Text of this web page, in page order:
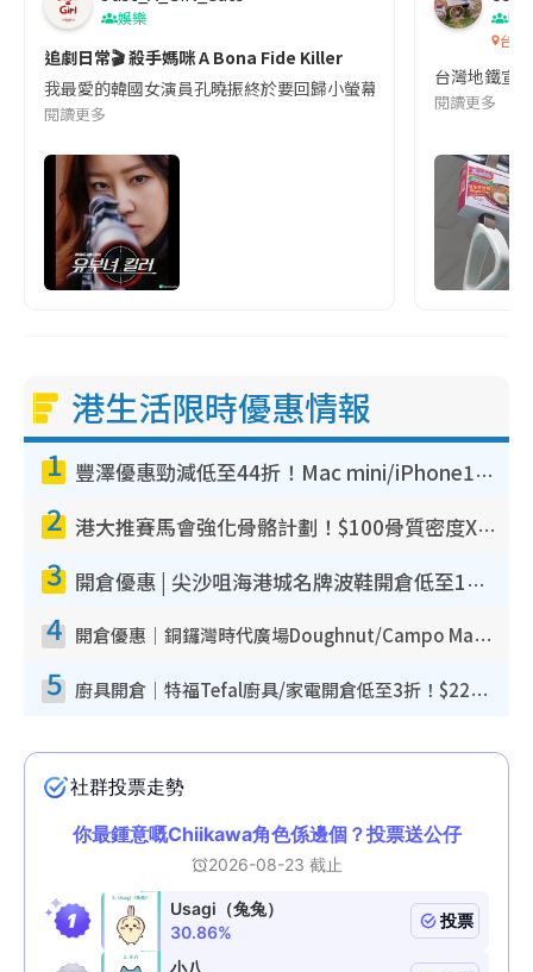
娛樂
追劇日常🎬 殺手媽咪 A Bona Fide Killer
我最愛的韓國女演員孔曉振終於要回歸小螢幕啦!這次的劇本改編
閱讀更多
吹
台灣
台灣地鐵宣
閱讀更多
港生活限時優惠情報
1 豐澤優惠勁減低至44折！Mac mini/iPhone17Pro大減價！廚房家電$220起
2 港大推賽馬會強化骨骼計劃！$100骨質密度X光檢查 完成免費運動訓練送超市禮券！附參加資格
3 開倉優惠 | 尖沙咀海港城名牌波鞋開倉低至1折！On鞋$899起／Joy&Peace鞋履$98起
4 開倉優惠｜銅鑼灣時代廣場Doughnut/Campo Marzio開倉低至1折！背囊、書包、手袋劈價$200起
5 廚具開倉｜特福Tefal廚具/家電開倉低至3折！$220起買平底鍋/炒鑊/湯煲！電飯煲/吸塵機/燙斗$418起